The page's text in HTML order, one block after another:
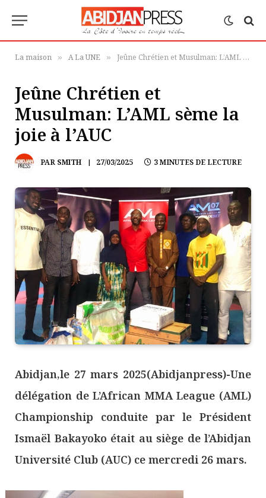
La maison » A La UNE » Jeûne Chrétien et Musulman: L’AML sème la joie à l’AUC
Jeûne Chrétien et
Musulman: L’AML sème la
joie à l’AUC
PAR SMITH 27/03/2025 3 MINUTES DE LECTURE
Abidjan,le 27 mars 2025(Abidjanpress)-Une
délégation de L’African MMA League (AML)
Championship conduite par le Président
Ismaël Bakayoko était au siège de l’Abidjan
Université Club (AUC) ce mercredi 26 mars.